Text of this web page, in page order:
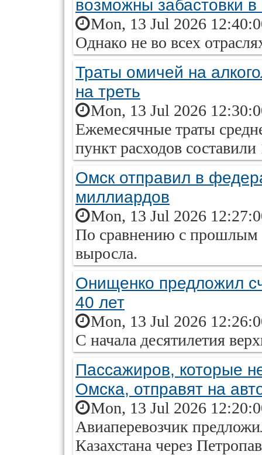
возможны забастовки
Mon, 13 Jul 2026
Однако не во всех
Траты омичей на
на треть
Mon, 13 Jul 2026
Ежемесячные траты
пункт расходов
Омск отправил в
миллиардов
Mon, 13 Jul 2026
По сравнению с прошлым
выросла.
Онищенко предложил
40 лет
Mon, 13 Jul 2026
С начала десятилетия
Пассажиров, которые
Омска, отправят на
Mon, 13 Jul 2026
Авиаперевозчик
Казахстана через